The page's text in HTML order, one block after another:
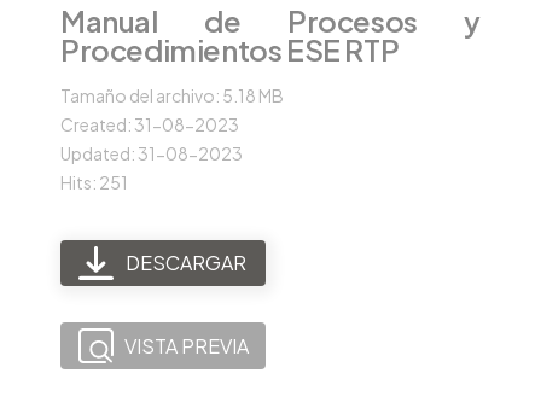
Manual de Procesos y
Procedimientos ESE RTP
Tamaño del archivo: 5.18 MB
Created: 31-08-2023
Updated: 31-08-2023
Hits: 251
DESCARGAR
VISTA PREVIA